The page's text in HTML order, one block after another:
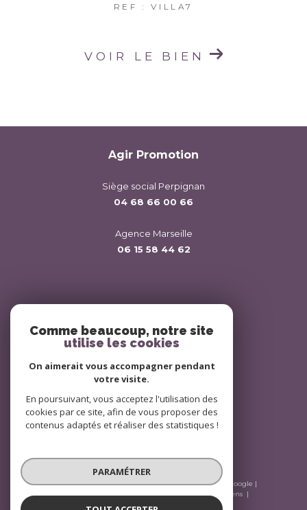
REF : VILLA7
VOIR LE BIEN
Agir Promotion
Siège social Perpignan
04 68 66 00 66
Agence Marseille
06 15 58 44 62
Adhérents
© 2026 | Tous droits réservés | Traduction powered by Google |
Plan du site
Mentions légales Admin
Nos liens
Comme beaucoup, notre site
utilise les cookies
On aimerait vous accompagner pendant
votre visite.
En poursuivant, vous acceptez l'utilisation des
cookies par ce site, afin de vous proposer des
contenus adaptés et réaliser des statistiques !
PARAMÉTRER